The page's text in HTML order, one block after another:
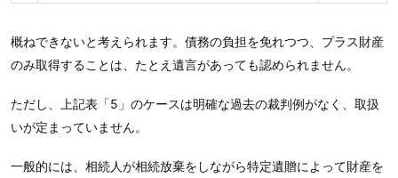
概ねできないと考えられます。債務の負担を免れつつ、プラス財産
のみ取得することは、たとえ遺言があっても認められません。
ただし、上記表「5」のケースは明確な過去の裁判例がなく、取扱
いが定まっていません。
一般的には、相続人が相続放棄をしながら特定遺贈によって財産を